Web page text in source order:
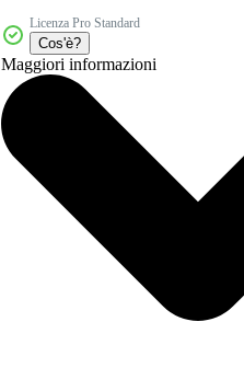
Licenza Pro Standard
Cos'è?
Maggiori informazioni